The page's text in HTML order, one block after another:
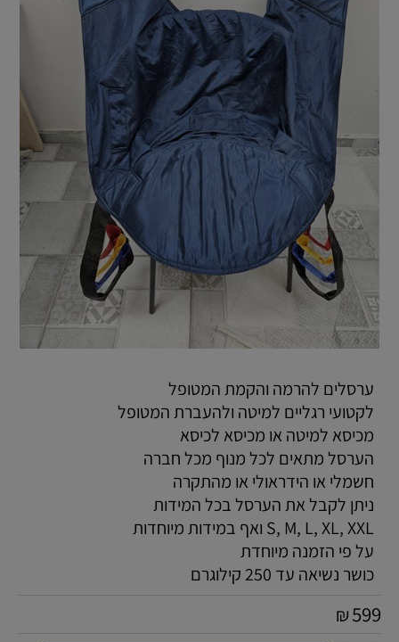
ערסלים להרמה והקמת המטופל
לקטועי רגליים למיטה ולהעברת המטופל
מכיסא למיטה או מכיסא לכיסא
הערסל מתאים לכל מנוף מכל חברה
חשמלי או הידראולי או מהתקרה
ניתן לקבל את הערסל בכל המידות
S, M, L, XL, XXL ואף במידות מיוחדות
על פי הזמנה מיוחדת
כושר נשיאה עד 250 קילוגרם
₪599